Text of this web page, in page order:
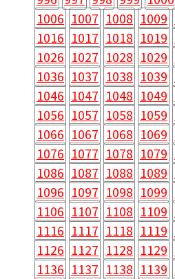
1006 1007 1008 1009
1016 1017 1018 1019
1026 1027 1028 1029
1036 1037 1038 1039
1046 1047 1048 1049
1056 1057 1058 1059
1066 1067 1068 1069
1076 1077 1078 1079
1086 1087 1088 1089
1096 1097 1098 1099
1106 1107 1108 1109
1116 1117 1118 1119
1126 1127 1128 1129
1136 1137 1138 1139